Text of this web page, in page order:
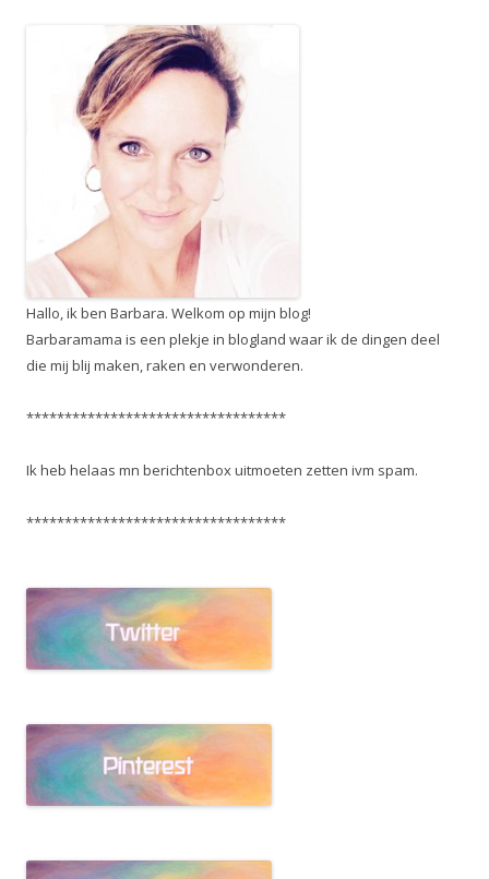
Hallo, ik ben Barbara. Welkom op mijn blog!
Barbaramama is een plekje in blogland waar ik de dingen deel
die mij blij maken, raken en verwonderen.
**********************************
Ik heb helaas mn berichtenbox uitmoeten zetten ivm spam.
**********************************